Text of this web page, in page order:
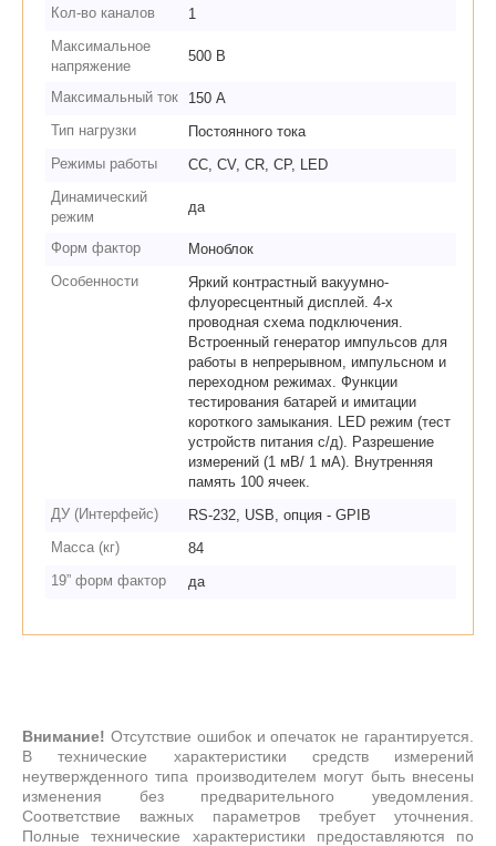
Кол-во каналов
1
Максимальное
напряжение
500 В
Максимальный ток
150 А
Тип нагрузки
Постоянного тока
Режимы работы
CC, CV, CR, CP, LED
Динамический
режим
да
Форм фактор
Моноблок
Особенности
Яркий контрастный вакуумно-
флуоресцентный дисплей. 4-х
проводная схема подключения.
Встроенный генератор импульсов для
работы в непрерывном, импульсном и
переходном режимах. Функции
тестирования батарей и имитации
короткого замыкания. LED режим (тест
устройств питания с/д). Разрешение
измерений (1 мВ/ 1 мА). Внутренняя
память 100 ячеек.
ДУ (Интерфейс)
RS-232, USB, опция - GPIB
Масса (кг)
84
19” форм фактор
да
Внимание! Отсутствие ошибок и опечаток не гарантируется.
В технические характеристики средств измерений
неутвержденного типа производителем могут быть внесены
изменения без предварительного уведомления.
Соответствие важных параметров требует уточнения.
Полные технические характеристики предоставляются по